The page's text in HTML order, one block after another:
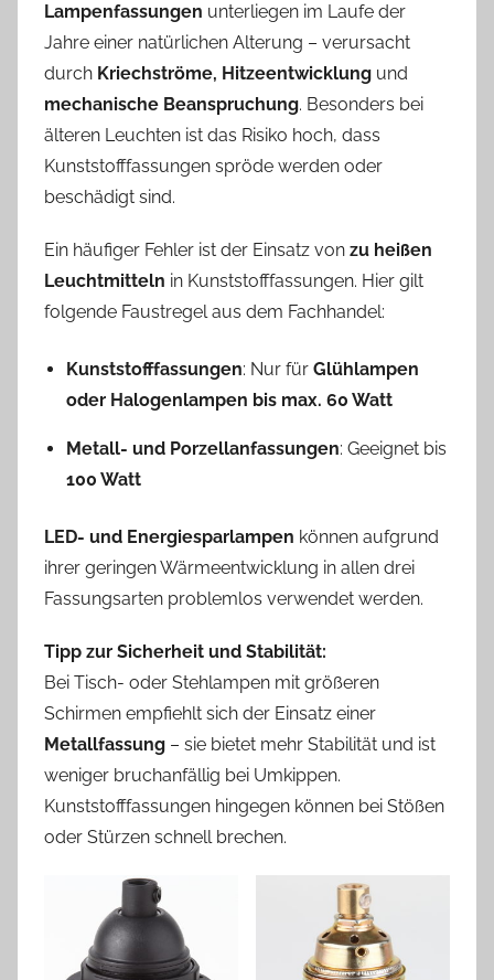
Lampenfassungen unterliegen im Laufe der
Jahre einer natürlichen Alterung – verursacht
durch Kriechströme, Hitzeentwicklung und
mechanische Beanspruchung. Besonders bei
älteren Leuchten ist das Risiko hoch, dass
Kunststofffassungen spröde werden oder
beschädigt sind.
Ein häufiger Fehler ist der Einsatz von zu heißen
Leuchtmitteln in Kunststofffassungen. Hier gilt
folgende Faustregel aus dem Fachhandel:
Kunststofffassungen: Nur für Glühlampen
oder Halogenlampen bis max. 60 Watt
Metall- und Porzellanfassungen: Geeignet bis
100 Watt
LED- und Energiesparlampen können aufgrund
ihrer geringen Wärmeentwicklung in allen drei
Fassungsarten problemlos verwendet werden.
Tipp zur Sicherheit und Stabilität:
Bei Tisch- oder Stehlampen mit größeren
Schirmen empfiehlt sich der Einsatz einer
Metallfassung – sie bietet mehr Stabilität und ist
weniger bruchanfällig bei Umkippen.
Kunststofffassungen hingegen können bei Stößen
oder Stürzen schnell brechen.